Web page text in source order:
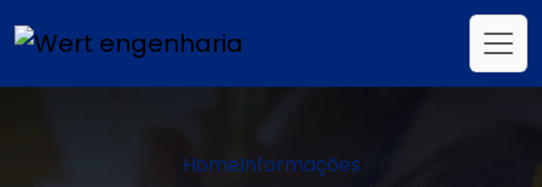
HomeInformações